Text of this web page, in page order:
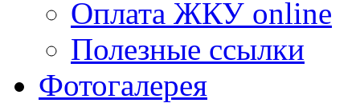
Оплата ЖКУ online
Полезные ссылки
Фотогалерея